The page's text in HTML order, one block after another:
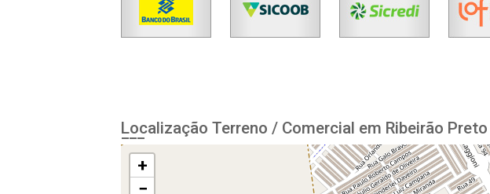
Localização Terreno / Comercial em Ribeirão Preto
+
−